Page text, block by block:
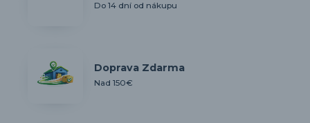
Do 14 dní od nákupu
Doprava Zdarma
Nad 150€